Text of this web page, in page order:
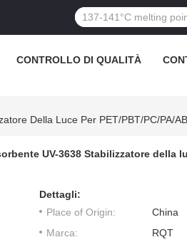
CONTROLLO DI QUALITÀ
Della Luce Per PET/PBT/PC/PA/
UV-3638 Stabilizzatore della
Dettagli:
Place of Origin:
China
Marca:
RQT